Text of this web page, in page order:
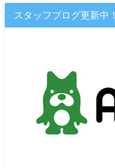
スタッフブログ更新中！